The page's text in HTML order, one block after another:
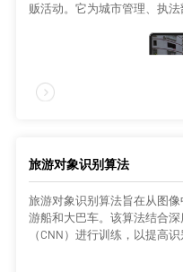
贩活动。它为城市管理、执
旅游对象识别算法
旅游对象识别算法旨在从图
游船和大巴车。该算法结合
（CNN）进行训练，以提高识